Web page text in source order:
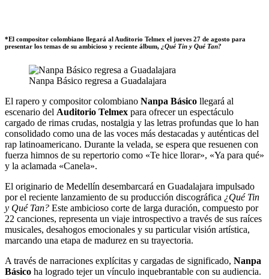
*El compositor colombiano llegará al Auditorio Telmex el jueves 27 de agosto para
presentar los temas de su ambicioso y reciente álbum, ¿Qué Tin y Qué Tan?
Nanpa Básico regresa a Guadalajara
El rapero y compositor colombiano Nanpa Básico llegará al
escenario del Auditorio Telmex para ofrecer un espectáculo
cargado de rimas crudas, nostalgia y las letras profundas que lo han
consolidado como una de las voces más destacadas y auténticas del
rap latinoamericano. Durante la velada, se espera que resuenen con
fuerza himnos de su repertorio como «Te hice llorar», «Ya para qué»
y la aclamada «Canela».
El originario de Medellín desembarcará en Guadalajara impulsado
por el reciente lanzamiento de su producción discográfica ¿Qué Tin
y Qué Tan? Este ambicioso corte de larga duración, compuesto por
22 canciones, representa un viaje introspectivo a través de sus raíces
musicales, desahogos emocionales y su particular visión artística,
marcando una etapa de madurez en su trayectoria.
A través de narraciones explícitas y cargadas de significado, Nanpa
Básico ha logrado tejer un vínculo inquebrantable con su audiencia.